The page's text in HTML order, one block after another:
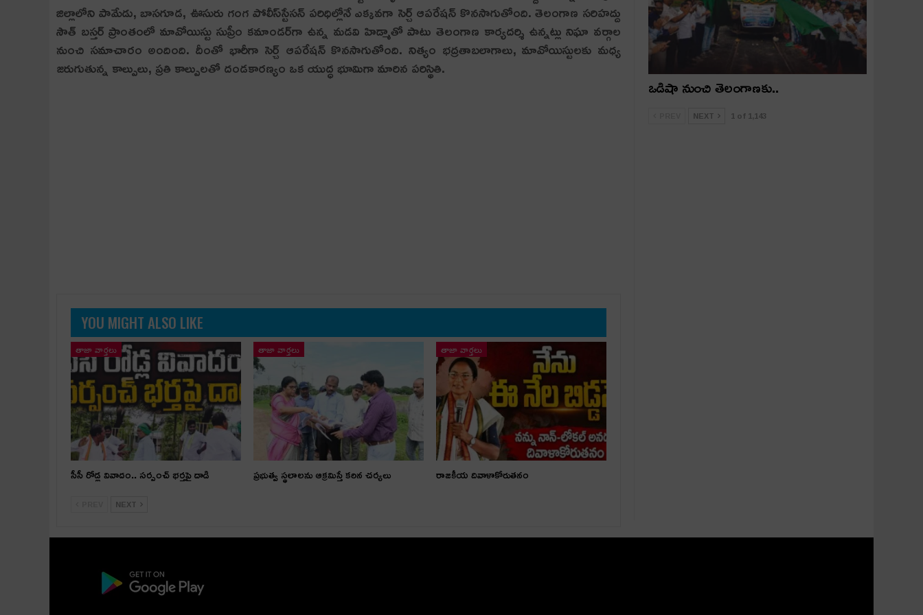
జిల్లాలోని పామేడు, బాసగూడ, ఊసురు గంగ పోలీస్‌స్టేసన్ పరిధిల్లోనే ఎక్కవగా సెర్చ్ ఆపరేషన్‌ కొనసాగుతోంది. తెలంగాణ సరిహద్దు
సౌత్ బస్తర్ ప్రాంతంలో మావోయిస్టు సుప్రీం కమాండర్‌గా ఉన్న మడవి హిడ్మాతో పాటు తెలంగాణ కార్యదర్శి ఉన్నట్లు నిఘా వర్గాల
నుంచి సమాచారం అందింది. దీంతో భారీగా సెర్చ్ ఆపరేషన్‌ కొనసాగుతోంది. నిత్యం భద్రతాబలాగాలు, మావోయిస్టులకు మధ్య
జరుగుతున్న కాల్పులు, ప్రతి కాల్పులతో దండకారణ్యం ఒక యుద్ధ భూమిగా మారిన పరిస్థితి.
YOU MIGHT ALSO LIKE
తాజా వార్తలు
సీసీ రోడ్ల వివాదం.. స‌ర్పంచ్ భ‌ర్త‌పై దాడి
తాజా వార్తలు
ప్రభుత్వ స్థలాలను ఆక్రమిస్తే కఠిన చర్యలు
తాజా వార్తలు
రాజకీయ దివాళాకోరుతనం
NEXT
ఒడిషా నుంచి తెలంగాణ‌కు..
NEXT 1 of 1,143